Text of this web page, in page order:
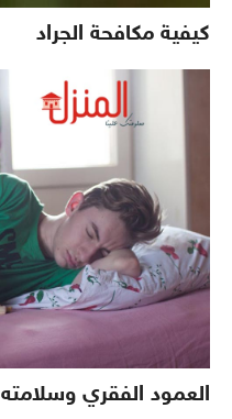
كيفية مكافحة الجراد
العمود الفقري وسلامته